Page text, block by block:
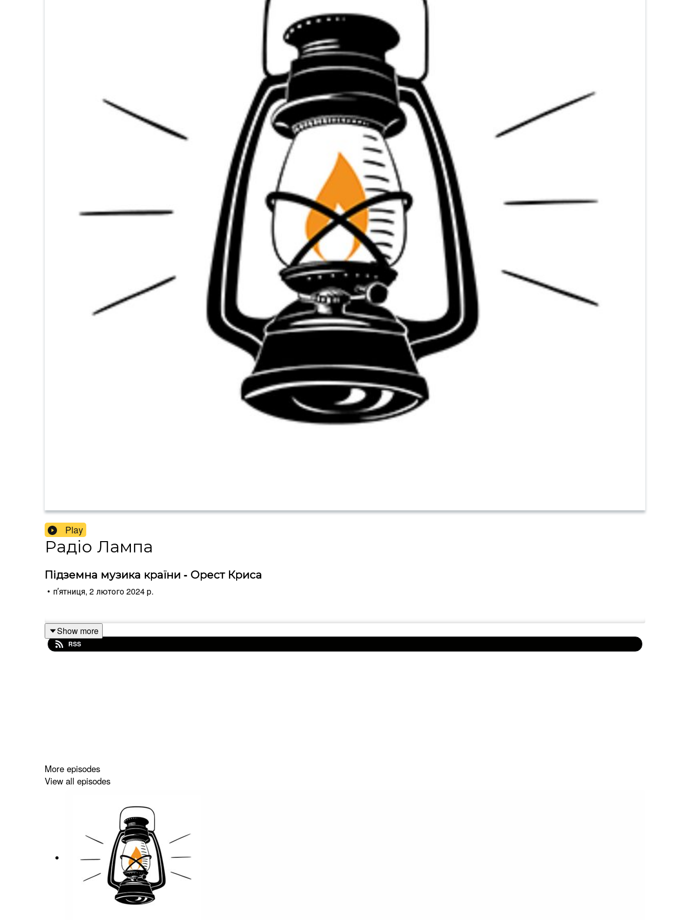
Play
Радіо Лампа
Підземна музика країни - Орест Криса
• пʼятниця, 2 лютого 2024 р.
Show more
RSS
More episodes
View all episodes